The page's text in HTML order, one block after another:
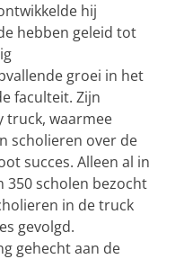
hij
hebben geleid tot
groei in het
faculteit. Zijn
truck, waarmee
scholieren over de
succes. Alleen al in
350 scholen bezocht
in de truck
gevolgd.
gehecht aan de